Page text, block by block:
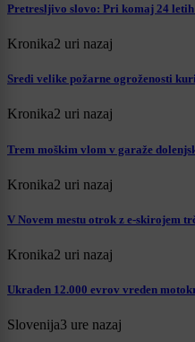
Pretresljivo slovo: Pri komaj 24
Kronika2 uri nazaj
Sredi velike požarne ogroženosti
Kronika2 uri nazaj
Trem moškim vlom v garaže
Kronika2 uri nazaj
V Novem mestu otrok z e-skirojem
Kronika2 uri nazaj
Ukraden 12.000 evrov vreden
Slovenija3 ure nazaj